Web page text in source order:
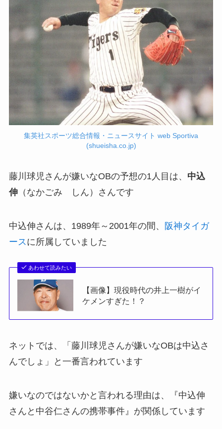
集英社スポーツ総合情報・ニュースサイト web Sportiva
(shueisha.co.jp)
藤川球児さんが嫌いなOBの予想の1人目は、 中込
伸（なかごみ しん）さんです
中込伸さんは、1989年～2001年の間、 阪神タイガ
ース に所属していました
あわせて読みたい
【画像】現役時代の井上一樹がイ
ケメンすぎた！？
ネットでは、「藤川球児さんが嫌いなOBは中込さ
んでしょ」と一番言われています
嫌いなのではないかと言われる理由は、『中込伸
さんと中谷仁さんの携帯事件』が関係しています